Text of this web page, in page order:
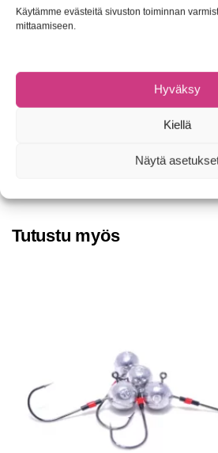
Käytämme evästeitä sivuston toiminnan
mittaamiseen.
Hyväksy
Kiellä
Näytä
Tuotetunnus (SKU):
Ei
Jigipäät, -koukut ja -
Tutustu myös